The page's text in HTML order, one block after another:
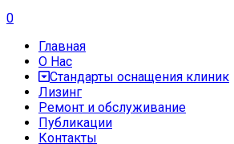
0
Главная
О Нас
Стандарты оснащения клиник
Лизинг
Ремонт и обслуживание
Публикации
Контакты